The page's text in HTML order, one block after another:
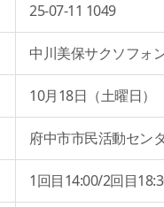
25-07-11 1049
中川美保サクソフォ
10月18日（土曜日）
府中市市民活動セン
1回目14:00/2回目